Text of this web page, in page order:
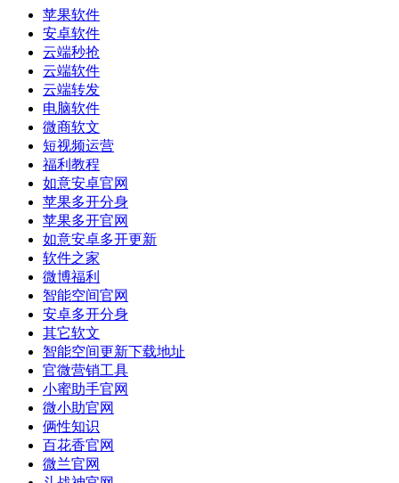
苹果软件
安卓软件
云端秒抢
云端软件
云端转发
电脑软件
微商软文
短视频运营
福利教程
如意安卓官网
苹果多开分身
苹果多开官网
如意安卓多开更新
软件之家
微博福利
智能空间官网
安卓多开分身
其它软文
智能空间更新下载地址
官微营销工具
小蜜助手官网
微小助官网
俩性知识
百花香官网
微兰官网